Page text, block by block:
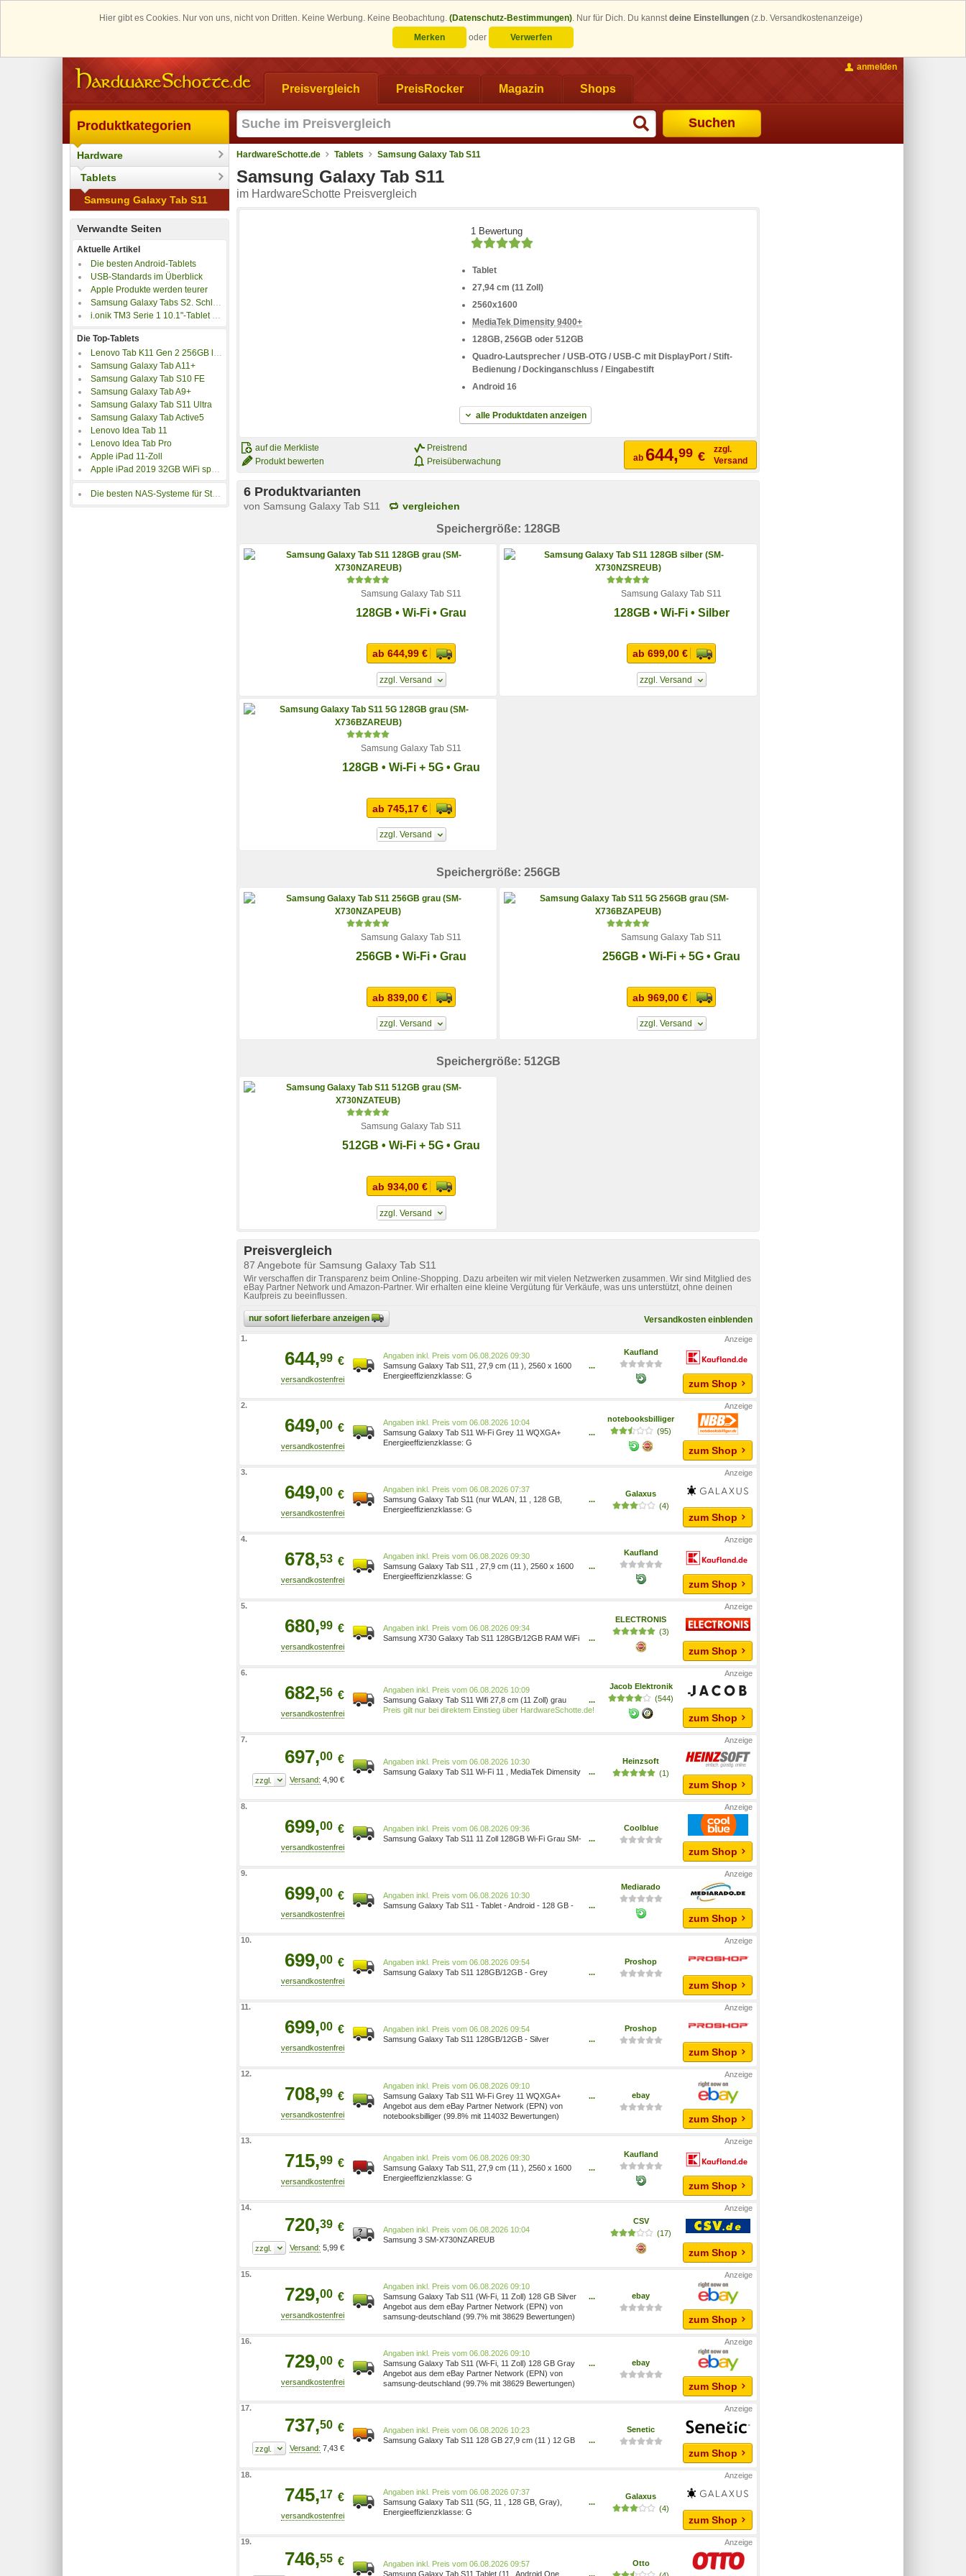
Hier gibt es Cookies. Nur von uns, nicht von Dritten. Keine Werbung. Keine Beobachtung. (Datenschutz-Bestimmungen). Nur für Dich. Du kannstdeine Einstellungen (z.b. Versandkostenanzeige)
Merken
oder Verwerfen
Preisvergleich PreisRocker Magazin Shops
Suchen
anmelden
Produktkategorien
Hardware
Tablets
Samsung Galaxy Tab S11
Verwandte Seiten
Aktuelle Artikel
Die besten Android-Tablets
USB-Standards im Überblick
Apple Produkte werden teurer
Samsung Galaxy Tabs S2. Schlanke iPad-Alternativen
i.onik TM3 Serie 1 10.1"-Tablet im Test
Die Top-Tablets
Lenovo Tab K11 Gen 2 256GB luna-grey
Samsung Galaxy Tab A11+
Samsung Galaxy Tab S10 FE
Samsung Galaxy Tab A9+
Samsung Galaxy Tab S11 Ultra
Samsung Galaxy Tab Active5
Lenovo Idea Tab 11
Lenovo Idea Tab Pro
Apple iPad 11-Zoll
Apple iPad 2019 32GB WiFi space-grau
Die besten NAS-Systeme für Streaming
HardwareSchotte.de Tablets Samsung Galaxy Tab S11
Samsung Galaxy Tab S11
im HardwareSchotte Preisvergleich
1 Bewertung
Tablet
27,94 cm (11 Zoll)
2560x1600
MediaTek Dimensity 9400+
128GB, 256GB oder 512GB
Quadro-Lautsprecher / USB-OTG / USB-C mit DisplayPort / Stift-
Bedienung / Dockinganschluss / Eingabestift
Android 16
alle Produktdaten anzeigen
auf die Merkliste
Produkt bewerten
Preistrend
Preisüberwachung
ab 644,99 €
zzgl.
Versand
6 Produktvarianten
von Samsung Galaxy Tab S11 vergleichen
Speichergröße: 128GB
Samsung Galaxy Tab S11
128GB • Wi-Fi • Grau
ab 644,99 €
zzgl. Versand
Samsung Galaxy Tab S11
128GB • Wi-Fi • Silber
ab 699,00 €
zzgl. Versand
Samsung Galaxy Tab S11
128GB • Wi-Fi + 5G • Grau
ab 745,17 €
zzgl. Versand
Speichergröße: 256GB
Samsung Galaxy Tab S11
256GB • Wi-Fi • Grau
ab 839,00 €
zzgl. Versand
Samsung Galaxy Tab S11
256GB • Wi-Fi + 5G • Grau
ab 969,00 €
zzgl. Versand
Speichergröße: 512GB
Samsung Galaxy Tab S11
512GB • Wi-Fi + 5G • Grau
ab 934,00 €
zzgl. Versand
Preisvergleich
87 Angebote für Samsung Galaxy Tab S11
Wir verschaffen dir Transparenz beim Online-Shopping. Dazu arbeiten wir mit vielen Netzwerken zusammen. Wir sind Mitglied des
eBay Partner Network und Amazon-Partner. Wir erhalten eine kleine Vergütung für Verkäufe, was uns unterstützt, ohne deinen
Kaufpreis zu beeinflussen.
nur sofort lieferbare anzeigen Versandkosten einblenden
1.
644,99 €
Preis vom 06.08.2026 09:30
Samsung Galaxy Tab S11, 27,9 cm (11 ), 2560 x 1600
Pixel, 128 GB, 12 GB, Grau SM-X730NZAREUE
...
G
Kaufland
zum Shop
2.
649,00 €
Preis vom 06.08.2026 10:04
Samsung Galaxy Tab S11 Wi-Fi Grey 11 WQXGA+
Display/ Octa-Core/ 12 GB RAM / 128 GB Speicher SM-
...
G
notebooksbilliger
(95)
zum Shop
3.
649,00 €
Preis vom 06.08.2026 07:37
Samsung Galaxy Tab S11 (nur WLAN, 11 , 128 GB,
Gray), Tablet, Grau SM-X730NZAREUE
...
G
Galaxus
(4)
zum Shop
4.
678,53 €
Preis vom 06.08.2026 09:30
Samsung Galaxy Tab S11 , 27,9 cm (11 ), 2560 x 1600
Pixel, 128 GB, 12 GB, 3,3 GHz, Grau SM-
...
G
Kaufland
zum Shop
5.
680,99 €
Preis vom 06.08.2026 09:34
Samsung X730 Galaxy Tab S11 128GB/12GB RAM WiFi
...
ELECTRONIS
(3)
zum Shop
6.
682,56 €
Preis vom 06.08.2026 10:09
Samsung Galaxy Tab S11 Wifi 27,8 cm (11 Zoll) grau
12GB RAM, 128GB Speicher, Android 16 (SM-
...
Preis gilt nur bei direktem Einstieg über HardwareSchotte.de!
Jacob Elektronik
(544)
zum Shop
7.
697,00 €
4,90 €
Preis vom 06.08.2026 10:30
Samsung Galaxy Tab S11 Wi-Fi 11 , MediaTek Dimensity
...
Heinzsoft
(1)
zum Shop
8.
699,00 €
Preis vom 06.08.2026 09:36
Samsung Galaxy Tab S11 11 Zoll 128GB Wi-Fi Grau SM-
...
Coolblue
zum Shop
9.
699,00 €
Preis vom 06.08.2026 10:30
Samsung Galaxy Tab S11 - Tablet - Android - 128 GB -
...
Mediarado
zum Shop
10.
699,00 €
Preis vom 06.08.2026 09:54
Samsung Galaxy Tab S11 128GB/12GB - Grey
...
Proshop
zum Shop
11.
699,00 €
Preis vom 06.08.2026 09:54
Samsung Galaxy Tab S11 128GB/12GB - Silver
...
Proshop
zum Shop
12.
708,99 €
Preis vom 06.08.2026 09:10
Samsung Galaxy Tab S11 Wi-Fi Grey 11 WQXGA+
Display/ Octa-Core/ 12 GB RAM / 128 SM-
X730NZAREUB
...
Angebot aus dem eBay Partner Network (EPN) von
notebooksbilliger (99.8% mit 114032 Bewertungen)
ebay
zum Shop
13.
715,99 €
Preis vom 06.08.2026 09:30
Samsung Galaxy Tab S11, 27,9 cm (11 ), 2560 x 1600
Pixel, 128 GB, 12 GB, 469 g, Silber SM-X730NZSREUE
...
G
Kaufland
zum Shop
14.
720,39 €
5,99 €
Preis vom 06.08.2026 10:04
Samsung 3 SM-X730NZAREUB
CSV
(17)
zum Shop
15.
729,00 €
Preis vom 06.08.2026 09:10
Samsung Galaxy Tab S11 (Wi-Fi, 11 Zoll) 128 GB Silver
8806097712046
...
Angebot aus dem eBay Partner Network (EPN) von
samsung-deutschland (99.7% mit 38629 Bewertungen)
ebay
zum Shop
16.
729,00 €
Preis vom 06.08.2026 09:10
Samsung Galaxy Tab S11 (Wi-Fi, 11 Zoll) 128 GB Gray
8806097712237
...
Angebot aus dem eBay Partner Network (EPN) von
samsung-deutschland (99.7% mit 38629 Bewertungen)
ebay
zum Shop
17.
737,50 €
7,43 €
Preis vom 06.08.2026 10:23
Samsung Galaxy Tab S11 128 GB 27,9 cm (11 ) 12 GB
...
Senetic
zum Shop
18.
745,17 €
Preis vom 06.08.2026 07:37
Samsung Galaxy Tab S11 (5G, 11 , 128 GB, Gray),
Tablet, Grau SM-X736BZAREUE
...
G
Galaxus
(4)
zum Shop
19.
746,55 €
Preis vom 06.08.2026 09:57
Samsung Galaxy Tab S11 Tablet (11 , Android,One
...
Otto